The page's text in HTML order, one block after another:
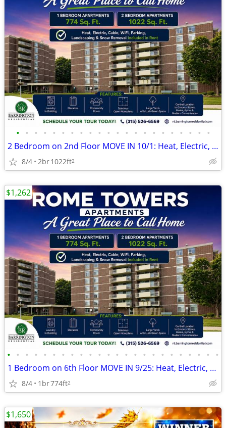
• • • • • • • • • • • • • • • • • • • • • •
2 Bedroom on 2nd Floor MOVE IN 10/1: Heat, Electric, Cable & WiFi Incl
8/4 2br1022ft2
• • • • • • • • • • • • • • • • • • • • • • • •
1 Bedroom on 6th Floor MOVE IN 9/25: Heat, Electric, Cable & WiFi Incl
8/4 1br774ft2
$1,262
$1,650